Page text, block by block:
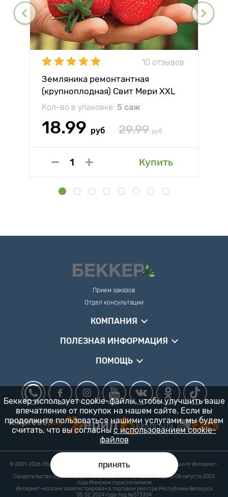
10 отзывов
Земляника ремонтантная
(крупноплодная) Свит Мери XXL
Кол-во в упаковке: 5 саж
18.99 руб 29.99 руб
Купить
Прием заказов
Отдел консультации
КОМПАНИЯ
ПОЛЕЗНАЯ ИНФОРМАЦИЯ
ПОМОЩЬ
© 2001-2026 Общество с ограниченной ответственностью «Гарденшоп» Интернет-
магазин «БЕККЕР™» 24/7
Свидетельство о регистрации № 0218821 УНП 193702687 выдано 08 августа 2023
года Минским горисполкомом
Интернет-магазин зарегистрирован в торговом реестре Республики Беларусь
05.02.2024 года под №573304
Беккер использует cookie-файлы, чтобы улучшить ваше
впечатление от покупок на нашем сайте. Если вы
продолжите пользоваться нашими услугами, мы будем
считать, что вы согласны с использованием cookie-
файлов
принять